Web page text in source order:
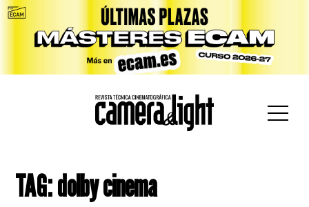
TAG: dolby cinema